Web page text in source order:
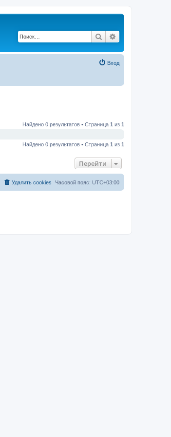
Поиск
Вход
Найдено 0 результатов • Страница 1 из 1
Найдено 0 результатов • Страница 1 из 1
Перейти
Часовой пояс: UTC+03:00
Удалить cookies